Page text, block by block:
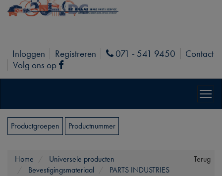
Inloggen Registreren Phone
071 - 541 9450
Contact
Volg ons op
Facebook
Productgroepen Productnummer
Terug
Home
Universele producten
Bevestigingsmateriaal
PARTS INDUSTRIES